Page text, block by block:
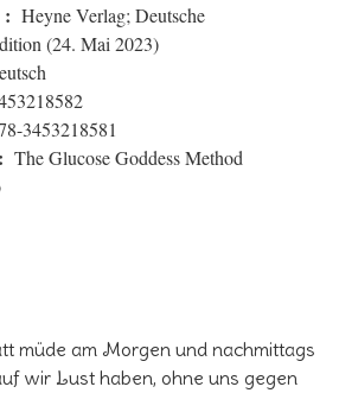
Herausgeber ‏ : ‎ Heyne Verlag; Deutsche
(24. Mai 2023)
3453218581
Originaltitel ‏ : ‎ The Glucose Goddess Method
müde am Morgen und nachmittags
wir Lust haben, ohne uns gegen